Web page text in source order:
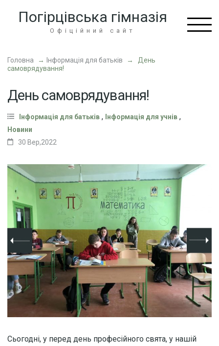
Enter)
Погірцівська гімназія
Офіційний сайт
Головна → Інформація для батьків →
День
самоврядування!
День самоврядування!
Інформація для батьків , Інформація для учнів ,
Новини
30 Вер,2022
Сьогодні, у перед день професійного свята, у нашій